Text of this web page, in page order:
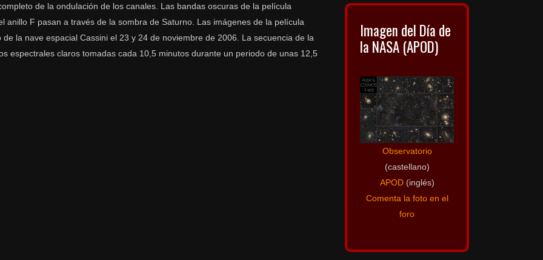
de la ondulación de los canales. Las bandas oscuras de la película
anillo F pasan a través de la sombra de Saturno. Las imágenes de la película
la nave espacial Cassini el 23 y 24 de noviembre de 2006. La secuencia de la
espectrales claros tomadas cada 10,5 minutos durante un periodo de unas 12,5
Imagen del Día de
la NASA (APOD)
Observatorio
(castellano)
APOD(inglés)
Comenta la foto en el
foro